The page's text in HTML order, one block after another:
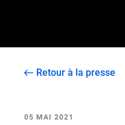
Retour à la presse
05 MAI 2021